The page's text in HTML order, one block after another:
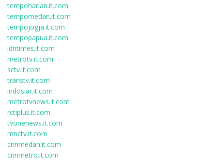
tempoharian.it.com
tempomedan.it.com
tempojogja.it.com
tempopapua.it.com
idntimes.it.com
metrotv.it.com
sctv.it.com
transtv.it.com
indosiar.it.com
metrotvnews.it.com
rctiplus.it.com
tvonenews.it.com
mnctv.it.com
cnnmedan.it.com
cnnmetro.it.com